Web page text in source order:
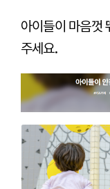
아이들이 마음껏
주세요.